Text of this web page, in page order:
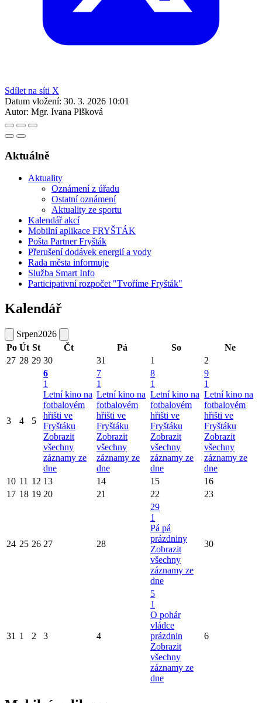
Sdílet na síti X
Datum vložení: 30. 3. 2026 10:01
Autor: Mgr. Ivana Plšková
Aktuálně
Aktuality
Oznámení z úřadu
Ostatní oznámení
Aktuality ze sportu
Kalendář akcí
Mobilní aplikace FRYŠTÁK
Pošta Partner Fryšták
Přerušení dodávek energií a vody
Rada města informuje
Služba Smart Info
Participativní rozpočet "Tvoříme Fryšták"
Kalendář
Srpen2026
Po Út St Čt Pá So
Ne
27 28 29 30 31 1 2
3 4 5
6
1
Letní kino na
fotbalovém
hřišti ve
Fryštáku
Zobrazit
všechny
záznamy ze
dne
7
1
Letní kino na
fotbalovém
hřišti ve
Fryštáku
Zobrazit
všechny
záznamy ze
dne
8
1
Letní kino na
fotbalovém
hřišti ve
Fryštáku
Zobrazit
všechny
záznamy ze
dne
9
1
Letní kino na
fotbalovém
hřišti ve
Fryštáku
Zobrazit
všechny
záznamy ze
dne
10 11 12 13 14 15
16
17 18 19 20 21 22 23
24 25 26 27 28
29
1
Pá pá
prázdniny
Zobrazit
všechny
záznamy ze
dne
30
31 1 2 3 4
5
1
O pohár
vládce
prázdnin
Zobrazit
všechny
záznamy ze
dne
6